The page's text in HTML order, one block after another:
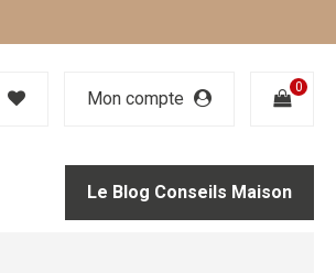
Mon compte
0
Le Blog Conseils Maison